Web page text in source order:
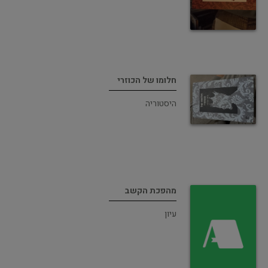
חלומו של הכוזרי
היסטוריה
מהפכת הקשב
עיון